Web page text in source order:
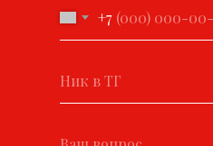
+7